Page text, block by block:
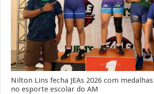
Nilton Lins fecha JEAs 2026 com
no esporte escolar do AM